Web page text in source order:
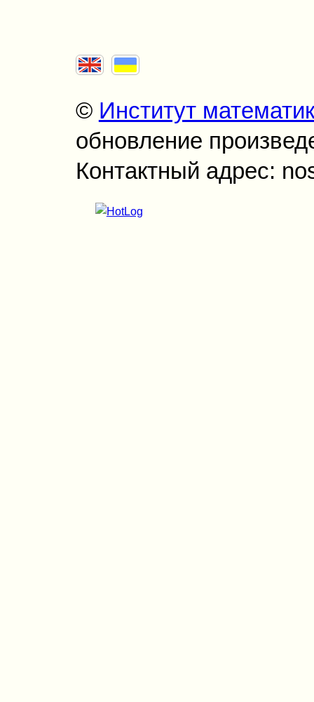
© Институт
обновление
Контактный адрес: